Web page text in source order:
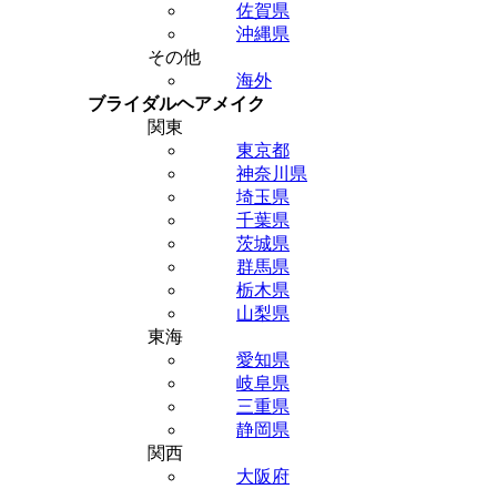
佐賀県
沖縄県
その他
海外
ブライダルヘアメイク
関東
東京都
神奈川県
埼玉県
千葉県
茨城県
群馬県
栃木県
山梨県
東海
愛知県
岐阜県
三重県
静岡県
関西
大阪府